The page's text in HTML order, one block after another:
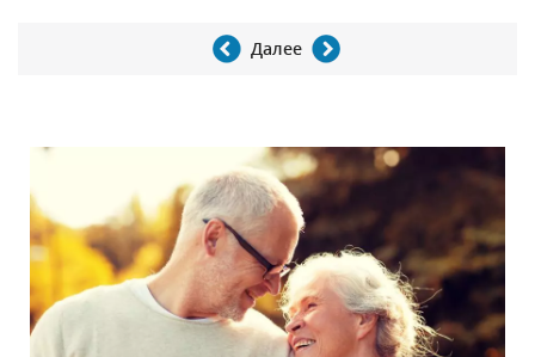
Далее